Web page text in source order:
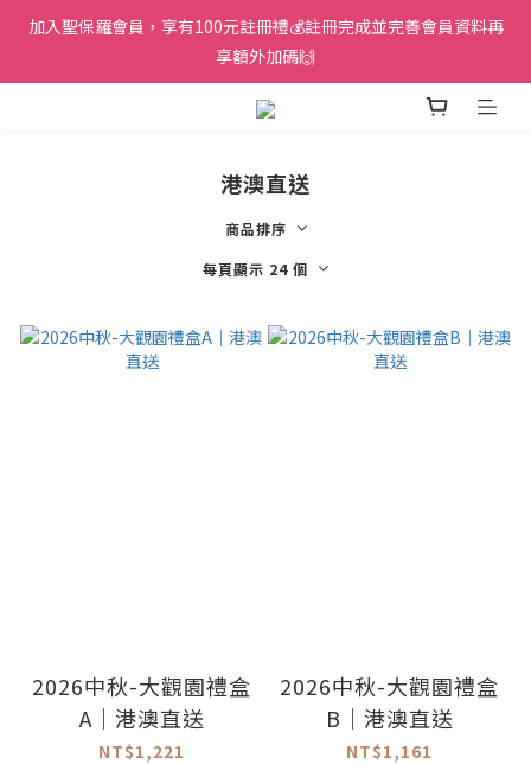
加入聖保羅會員，享有100元註冊禮💰註冊完成並完善會員資料再
享額外加碼🙌
港澳直送
商品排序
每頁顯示 24 個
2026中秋-大觀園禮盒
A｜港澳直送
NT$1,221
2026中秋-大觀園禮盒
B｜港澳直送
NT$1,161